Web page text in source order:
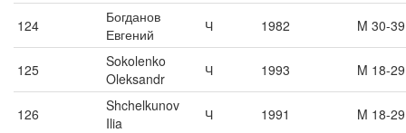
124
Богданов
Евгений
Ч 1982 M 30-39
125
Sokolenko
Oleksandr
Ч 1993 M 18-29
126
Shchelkunov
Ilia
Ч 1991 M 18-29